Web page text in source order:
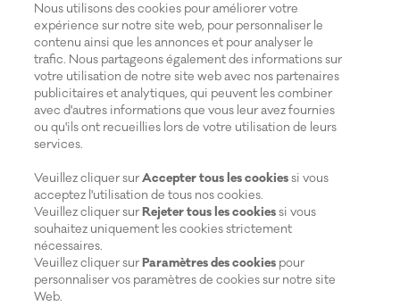
Nous utilisons des cookies pour améliorer votre
expérience sur notre site web, pour personnaliser le
contenu ainsi que les annonces et pour analyser le
trafic. Nous partageons également des informations sur
votre utilisation de notre site web avec nos partenaires
publicitaires et analytiques, qui peuvent les combiner
avec d'autres informations que vous leur avez fournies
ou qu'ils ont recueillies lors de votre utilisation de leurs
services.
Veuillez cliquer surAccepter tous les cookiessi vous
acceptez l'utilisation de tous nos cookies.
Veuillez cliquer surRejeter tous les cookiessi vous
souhaitez uniquement les cookies strictement
nécessaires.
Veuillez cliquer surParamètres des cookies pour
personnaliser vos paramètres de cookies sur notre site
Web.